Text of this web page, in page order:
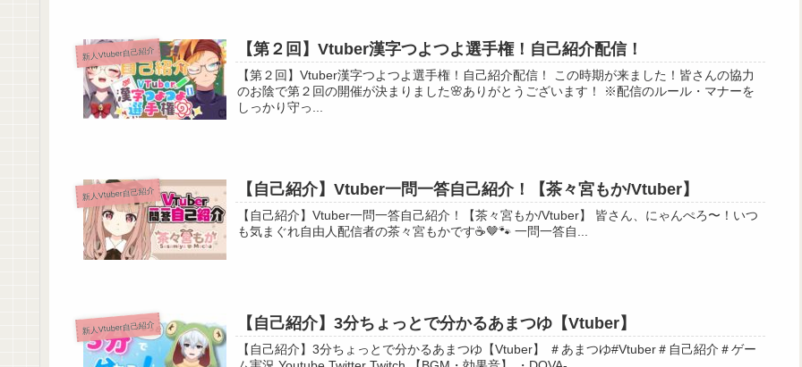
新人Vtuber自己紹介 【第２回】Vtuber漢字つよつよ選手権！自己紹介配信！
【第２回】Vtuber漢字つよつよ選手権！自己紹介配信！ この時期が来ました！皆さんの協力
のお陰で第２回の開催が決まりました🌸ありがとうございます！ ※配信のルール・マナーを
しっかり守っ...
新人Vtuber自己紹介 【自己紹介】Vtuber一問一答自己紹介！【茶々宮もか/Vtuber】
【自己紹介】Vtuber一問一答自己紹介！【茶々宮もか/Vtuber】 皆さん、にゃんぺろ〜！いつ
も気まぐれ自由人配信者の茶々宮もかです☕🤎🐾 一問一答自...
新人Vtuber自己紹介 【自己紹介】3分ちょっとで分かるあまつゆ【Vtuber】
【自己紹介】3分ちょっとで分かるあまつゆ【Vtuber】 ＃あまつゆ#Vtuber＃自己紹介＃ゲー